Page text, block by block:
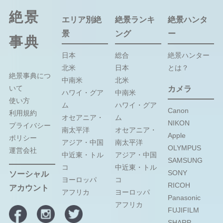
絶景
事典
絶景事典につ
いて
使い方
利用規約
プライバシー
ポリシー
運営会社
ソーシャル
アカウント
エリア別絶
景
日本
北米
中南米
ハワイ・グア
ム
オセアニア・
南太平洋
アジア・中国
中近東・トル
コ
ヨーロッパ
アフリカ
絶景ランキ
ング
総合
日本
北米
中南米
ハワイ・グア
ム
オセアニア・
南太平洋
アジア・中国
中近東・トル
コ
ヨーロッパ
アフリカ
絶景ハンタ
ー
絶景ハンター
とは？
カメラ
Canon
NIKON
Apple
OLYMPUS
SAMSUNG
SONY
RICOH
Panasonic
FUJIFILM